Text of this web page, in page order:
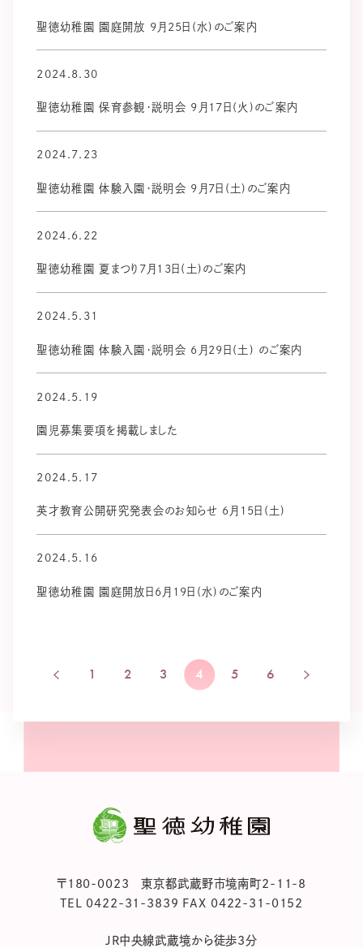
聖徳幼稚園 園庭開放 9月25日(水)のご案内
2024.8.30
聖徳幼稚園 保育参観・説明会 9月17日(火)のご案内
2024.7.23
聖徳幼稚園 体験入園・説明会 9月7日(土)のご案内
2024.6.22
聖徳幼稚園 夏まつり7月13日(土)のご案内
2024.5.31
聖徳幼稚園 体験入園・説明会 6月29日(土) のご案内
2024.5.19
園児募集要項を掲載しました
2024.5.17
英才教育公開研究発表会のお知らせ 6月15日(土)
2024.5.16
聖徳幼稚園 園庭開放日6月19日(水)のご案内
1 2 3 4 5 6
〒180-0023 東京都武蔵野市境南町2-11-8
TEL 0422-31-3839 FAX 0422-31-0152
JR中央線武蔵境から徒歩3分